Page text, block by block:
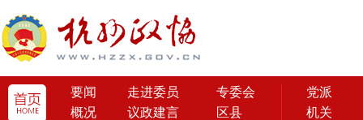
要闻 走进委员
专委会
概况
议政建言 区县
党派
机关